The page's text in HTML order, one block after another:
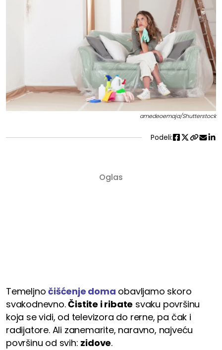
amedeoemaja/Shutterstock
Podeli:
Temeljnočišćenje doma obavljamo skoro
svakodnevno.Čistite i ribate svaku površinu
koja se vidi, od televizora do rerne, pa čak i
radijatore. Ali zanemarite, naravno, najveću
površinu od svih: zidove.